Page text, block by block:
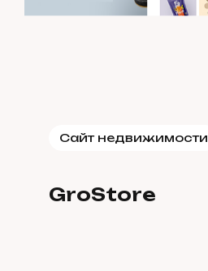
Сайт недвижимости
GroStore